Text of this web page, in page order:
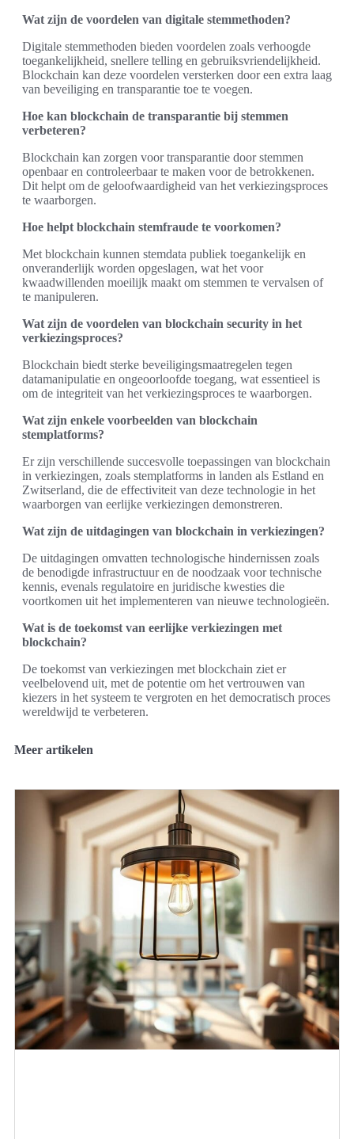
Wat zijn de voordelen van digitale stemmethoden?
Digitale stemmethoden bieden voordelen zoals verhoogde
toegankelijkheid, snellere telling en gebruiksvriendelijkheid.
Blockchain kan deze voordelen versterken door een extra laag
van beveiliging en transparantie toe te voegen.
Hoe kan blockchain de transparantie bij stemmen
verbeteren?
Blockchain kan zorgen voor transparantie door stemmen
openbaar en controleerbaar te maken voor de betrokkenen.
Dit helpt om de geloofwaardigheid van het verkiezingsproces
te waarborgen.
Hoe helpt blockchain stemfraude te voorkomen?
Met blockchain kunnen stemdata publiek toegankelijk en
onveranderlijk worden opgeslagen, wat het voor
kwaadwillenden moeilijk maakt om stemmen te vervalsen of
te manipuleren.
Wat zijn de voordelen van blockchain security in het
verkiezingsproces?
Blockchain biedt sterke beveiligingsmaatregelen tegen
datamanipulatie en ongeoorloofde toegang, wat essentieel is
om de integriteit van het verkiezingsproces te waarborgen.
Wat zijn enkele voorbeelden van blockchain
stemplatforms?
Er zijn verschillende succesvolle toepassingen van blockchain
in verkiezingen, zoals stemplatforms in landen als Estland en
Zwitserland, die de effectiviteit van deze technologie in het
waarborgen van eerlijke verkiezingen demonstreren.
Wat zijn de uitdagingen van blockchain in verkiezingen?
De uitdagingen omvatten technologische hindernissen zoals
de benodigde infrastructuur en de noodzaak voor technische
kennis, evenals regulatoire en juridische kwesties die
voortkomen uit het implementeren van nieuwe technologieën.
Wat is de toekomst van eerlijke verkiezingen met
blockchain?
De toekomst van verkiezingen met blockchain ziet er
veelbelovend uit, met de potentie om het vertrouwen van
kiezers in het systeem te vergroten en het democratisch proces
wereldwijd te verbeteren.
Meer artikelen